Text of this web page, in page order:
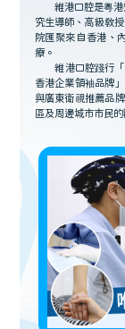
維港口腔是粵
究生導師、高級教
院匯聚來自香港、
療。
維港口腔踐行
香港企業領袖品牌
與廣東衛視推薦品
區及周邊城市市民